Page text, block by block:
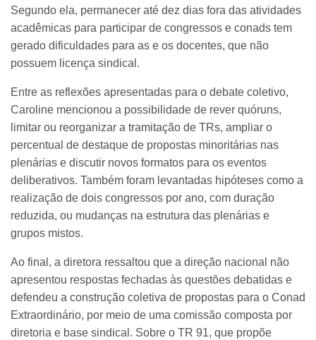
Segundo ela, permanecer até dez dias fora das atividades
acadêmicas para participar de congressos e conads tem
gerado dificuldades para as e os docentes, que não
possuem licença sindical.
Entre as reflexões apresentadas para o debate coletivo,
Caroline mencionou a possibilidade de rever quóruns,
limitar ou reorganizar a tramitação de TRs, ampliar o
percentual de destaque de propostas minoritárias nas
plenárias e discutir novos formatos para os eventos
deliberativos. Também foram levantadas hipóteses como a
realização de dois congressos por ano, com duração
reduzida, ou mudanças na estrutura das plenárias e
grupos mistos.
Ao final, a diretora ressaltou que a direção nacional não
apresentou respostas fechadas às questões debatidas e
defendeu a construção coletiva de propostas para o Conad
Extraordinário, por meio de uma comissão composta por
diretoria e base sindical. Sobre o TR 91, que propõe